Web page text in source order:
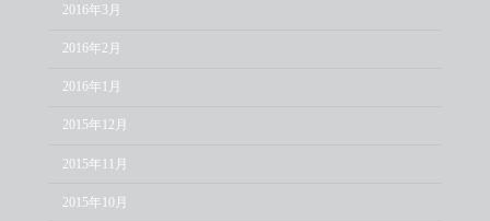
2016年3月
2016年2月
2016年1月
2015年12月
2015年11月
2015年10月